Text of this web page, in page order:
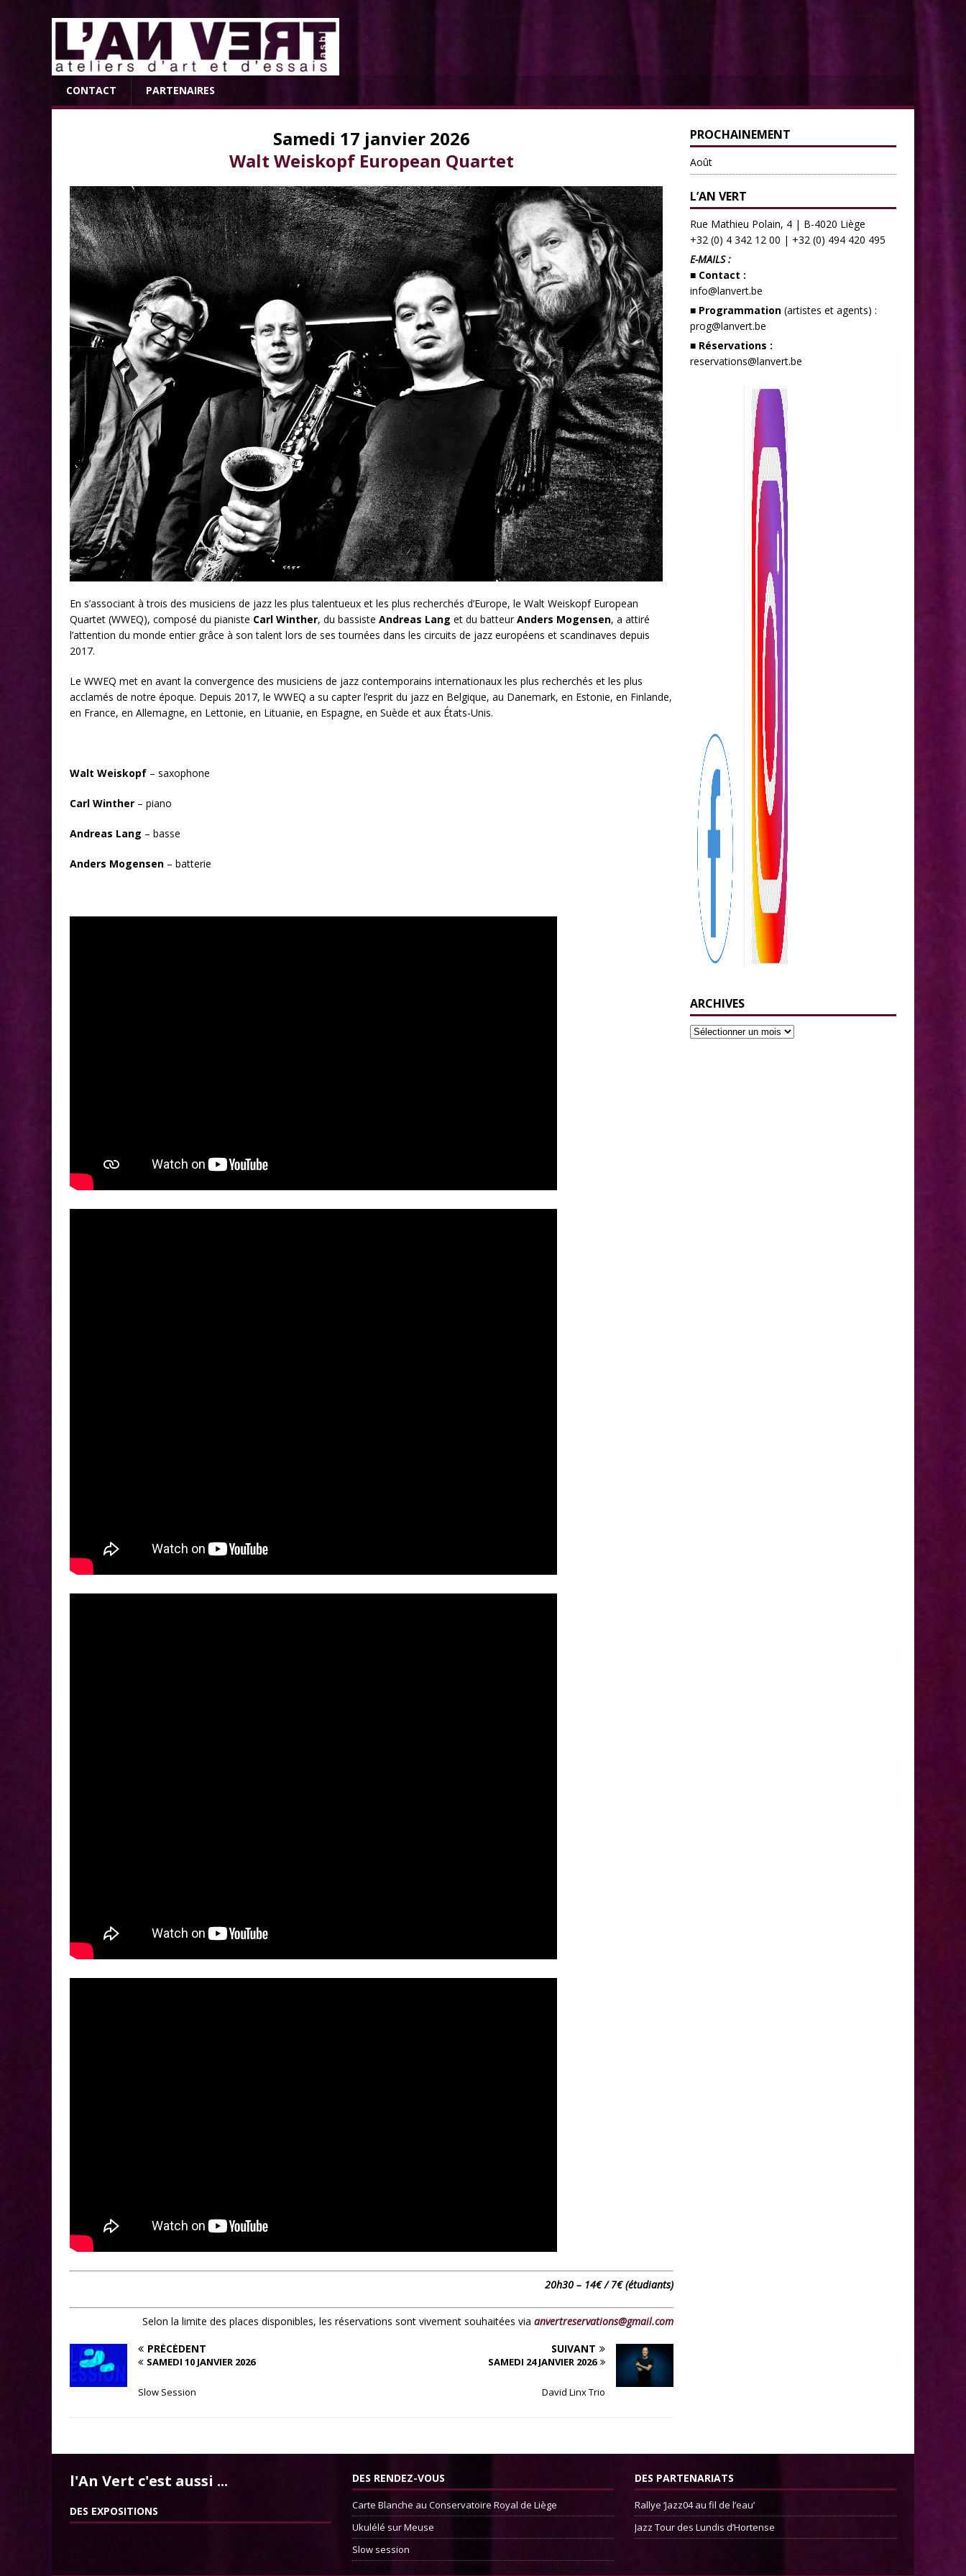
CONTACT PARTENAIRES
Samedi 17 janvier 2026
Walt Weiskopf European Quartet
En s’associant à trois des musiciens de jazz les plus talentueux et les plus recherchés d’Europe, le Walt Weiskopf European
Quartet (WWEQ), composé du pianiste Carl Winther, du bassiste Andreas Lang et du batteurAnders Mogensen, a attiré
l’attention du monde entier grâce à son talent lors de ses tournées dans les circuits de jazz européens et scandinaves depuis
2017.
Le WWEQ met en avant la convergence des musiciens de jazz contemporains internationaux les plus recherchés et les plus
acclamés de notre époque. Depuis 2017, le WWEQ a su capter l’esprit du jazz en Belgique, au Danemark, en Estonie, en Finlande,
en France, en Allemagne, en Lettonie, en Lituanie, en Espagne, en Suède et aux États-Unis.
Walt Weiskopf – saxophone
Carl Winther – piano
Andreas Lang – basse
Anders Mogensen – batterie
20h30 – 14€ / 7€ (étudiants)
Selon la limite des places disponibles, les réservations sont vivement souhaitées via anvertreservations@gmail.com
PRÉCÉDENT
SAMEDI 10 JANVIER 2026
Slow Session
SUIVANT
SAMEDI 24 JANVIER 2026
David Linx Trio
PROCHAINEMENT
Août
L’AN VERT
Rue Mathieu Polain, 4 | B-4020 Liège
+32 (0) 4 342 12 00 | +32 (0) 494 420 495
E-MAILS :
■ Contact :
info@lanvert.be
■ Programmation(artistes et agents) :
prog@lanvert.be
■ Réservations :
reservations@lanvert.be
ARCHIVES
l'An Vert c'est aussi ...
DES EXPOSITIONS
DES RENDEZ-VOUS
Carte Blanche au Conservatoire Royal de Liège
Ukulélé sur Meuse
Slow session
DES PARTENARIATS
Rallye ‘Jazz04 au fil de l’eau’
Jazz Tour des Lundis d’Hortense